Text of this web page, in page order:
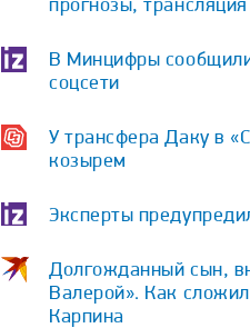
В Минцифры сообщили
соцсети
У трансфера Даку в
козырем
Эксперты
Долгожданный сын,
Валерой». Как
Карпина